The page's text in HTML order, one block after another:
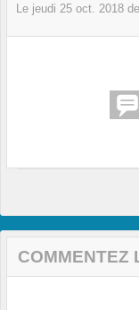
Le jeudi 25 oct. 2018
COMMENTEZ